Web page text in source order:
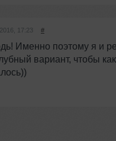
17:23 #
Именно поэтому я и
вариант, чтобы